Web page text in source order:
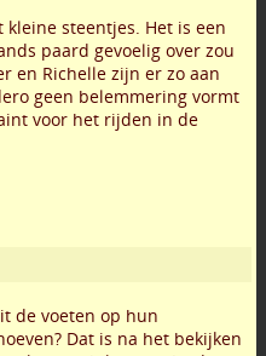
kleine steentjes. Het is een
paard gevoelig over zou
en Richelle zijn er zo aan
geen belemmering vormt
voor het rijden in de
de voeten op hun
Dat is na het bekijken